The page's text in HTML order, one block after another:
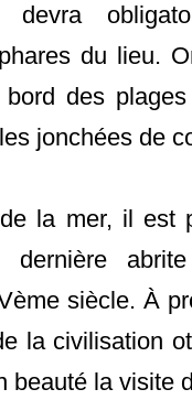
du lieu.
des
jonchées de
la mer, il est
dernière
siècle. À
la civilisation
beauté la visite